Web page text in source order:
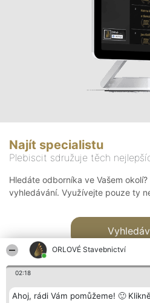
ORLOVÉ Stavebnictví
02:18
Ahoj, rádi Vám pomůžeme! 🙂
Najít specialistu
Plebiscit sdružuje těch
Hledáte odborníka ve Vašem
vyhledávání. Využívejte pouze ty